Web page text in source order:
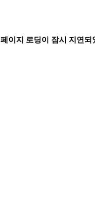
페이지 로딩이 잠시 지연